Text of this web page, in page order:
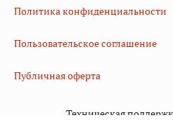
Политика конфиденциальности
Пользовательское соглашение
Публичная оферта
Техническая